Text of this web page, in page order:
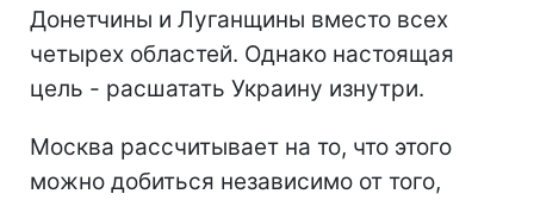
Донетчины и Луганщины вместо всех
четырех областей. Однако настоящая
цель - расшатать Украину изнутри.
Москва рассчитывает на то, что этого
можно добиться независимо от того,